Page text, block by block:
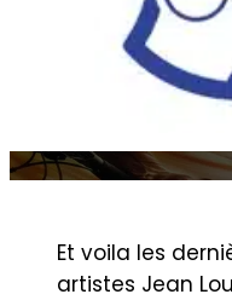
Et voila les
artistes Jean